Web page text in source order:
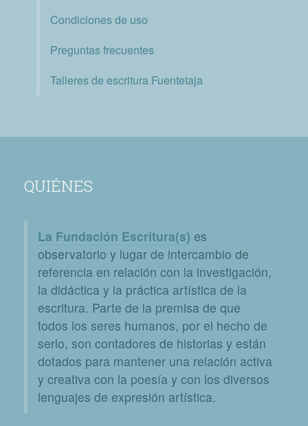
Condiciones de uso
Preguntas frecuentes
Talleres de escritura Fuentetaja
QUIÉNES
La Fundación Escritura(s) es
observatorio y lugar de intercambio de
referencia en relación con la investigación,
la didáctica y la práctica artística de la
escritura. Parte de la premisa de que
todos los seres humanos, por el hecho de
serlo, son contadores de historias y están
dotados para mantener una relación activa
y creativa con la poesía y con los diversos
lenguajes de expresión artística.